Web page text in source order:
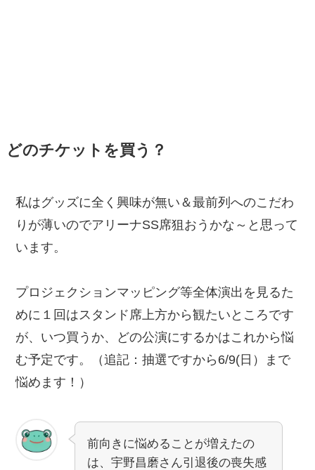
どのチケットを買う？
私はグッズに全く興味が無い＆最前列へのこだわ
りが薄いのでアリーナSS席狙おうかな～と思って
います。
プロジェクションマッピング等全体演出を見るた
めに１回はスタンド席上方から観たいところです
が、いつ買うか、どの公演にするかはこれから悩
む予定です。（追記：抽選ですから6/9(日）まで
悩めます！）
前向きに悩めることが増えたの
は、宇野昌磨さん引退後の喪失感